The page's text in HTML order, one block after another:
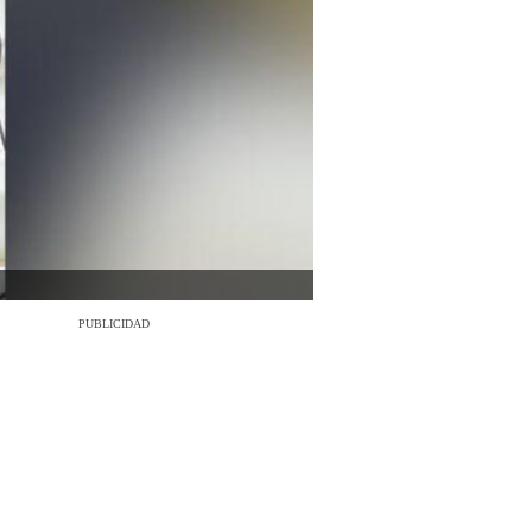
PUBLICIDAD